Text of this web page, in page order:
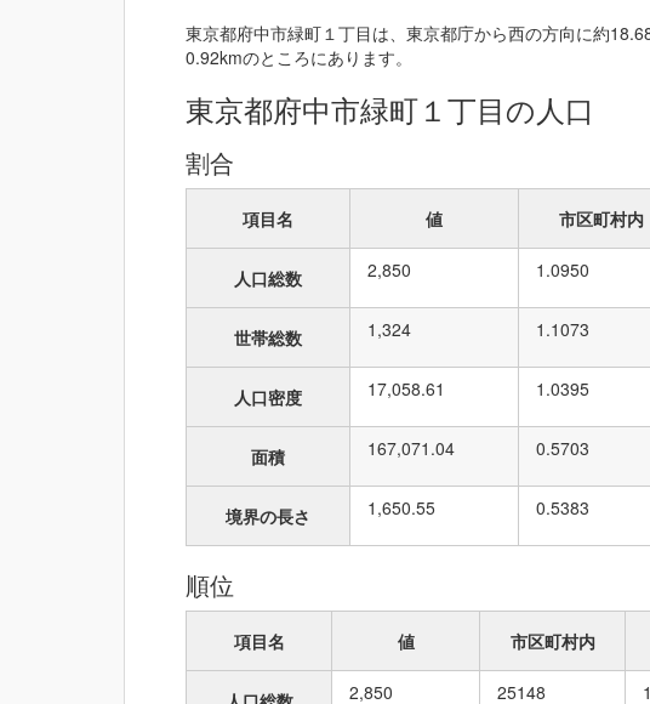
東京都府中市緑町１丁目は、東京都庁から西の方向に約
0.92kmのところにあります。
東京都府中市緑町１丁目の人口
割合
項目名 値 市区町村内
人口総数 2,850 1.0950
世帯総数 1,324 1.1073
人口密度 17,058.61 1.0395
面積 167,071.04 0.5703
境界の長さ 1,650.55 0.5383
順位
項目名 値 市区町村内
2,850 25148